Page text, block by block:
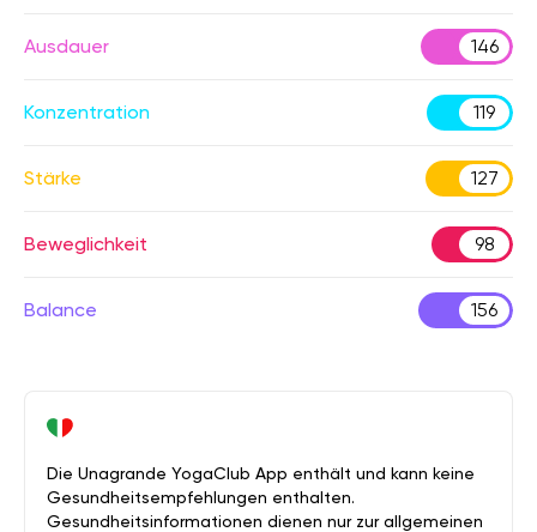
Ausdauer 146
Konzentration 119
Stärke 127
Beweglichkeit 98
Balance 156
Die Unagrande YogaClub App enthält und kann keine
Gesundheitsempfehlungen enthalten.
Gesundheitsinformationen dienen nur zur allgemeinen